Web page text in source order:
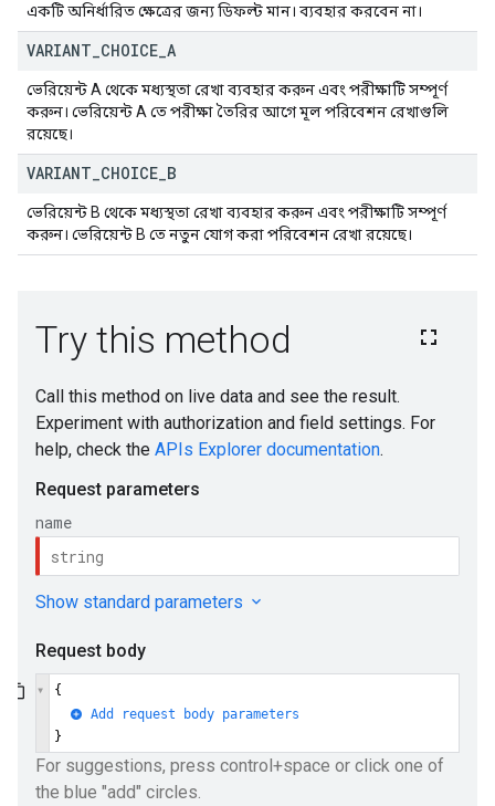
একটি অনির্ধারিত ক্ষেত্রের জন্য ডিফল্ট মান। ব্যবহার করবেন না।
VARIANT CHOICE A
ভেরিয়েন্ট A থেকে মধ্যস্থতা রেখা ব্যবহার করুন এবং পরীক্ষাটি সম্পূর্ণ
করুন। ভেরিয়েন্ট A তে পরীক্ষা তৈরির আগে মূল পরিবেশন রেখাগুলি
রয়েছে।
VARIANT CHOICE B
ভেরিয়েন্ট B থেকে মধ্যস্থতা রেখা ব্যবহার করুন এবং পরীক্ষাটি সম্পূর্ণ
করুন। ভেরিয়েন্ট B তে নতুন যোগ করা পরিবেশন রেখা রয়েছে।